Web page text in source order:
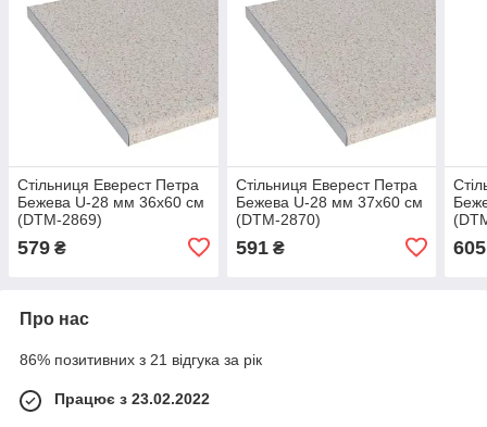
Стільниця Еверест Петра
Бежева U-28 мм 36х60 см
(DTM-2869)
579 ₴
Стільниця Еверест Петра
Бежева U-28 мм 37х60 см
(DTM-2870)
591₴ 605
Про нас
86% позитивних з 21 відгука за рік
Працює з 23.02.2022